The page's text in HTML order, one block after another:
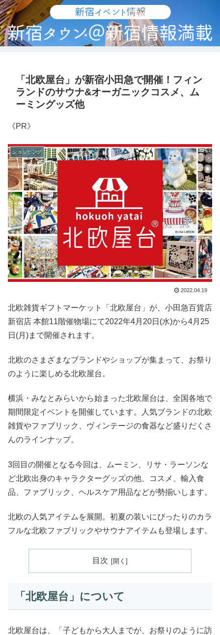
「北欧屋台」が新宿小田急で開催！フィン
ランドのサウナ&オーガニックコスメ、ム
ーミングッズ他
《PR》
ショッピング
2022.04.19
北欧雑貨ギフトマーケット「北欧屋台」が、小田急百貨店
新宿店 本館11階催物場にて2022年4月20日(水)から4月25
日(月)まで開催されます。
北欧のさまざまなブランドやショップが集まって、お祭り
のように楽しめる北欧屋台。
横浜・みなとみらいから始まった北欧屋台は、全国各地で
期間限定イベントを開催しています。人気ブランドの北欧
雑貨やファブリック、ヴィンテージの食器など盛りだくさ
んのラインナップ。
3回目の開催となる今回は、ムーミン、リサ・ラーソンな
ど北欧出身のキャラクターグッズの他、コスメ、輸入食
品、ファブリック、ヘルスケア用品などが勢揃いします。
北欧の人気アイテムを展開。初夏の装いにぴったりのカラ
フルな北欧ファブリックやサウナアイテムも登場します。
目次
「北欧屋台」について
北欧屋台は、「子どもから大人までが、お祭りのように訪